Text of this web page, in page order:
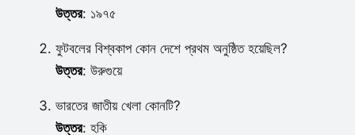
উত্তর: ১৯৭৫
ফুটবলের বিশ্বকাপ কোন দেশে প্রথম অনুষ্ঠিত হয়েছিল?
উত্তর: উরুগুয়ে
ভারতের জাতীয় খেলা কোনটি?
উত্তর: হকি